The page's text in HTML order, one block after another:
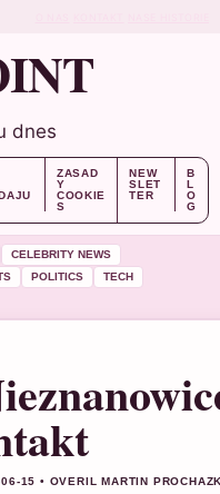
dnes
ZASAD
Y
COOKIE
S
NEW
SLET
TER
B
L
O
G
CELEBRITY NEWS
POLITICS
TECH
15 • OVERIL MARTIN